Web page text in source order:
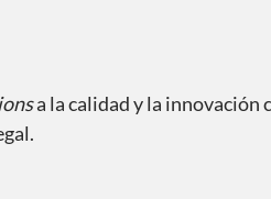
a la calidad y la innovación